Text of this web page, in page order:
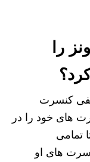
را
کنسرت
های خود را در
تمامی
های او